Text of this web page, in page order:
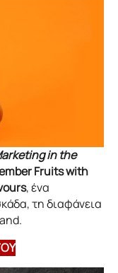
in the
Fruitswith
, ένα
τη διαφάνεια